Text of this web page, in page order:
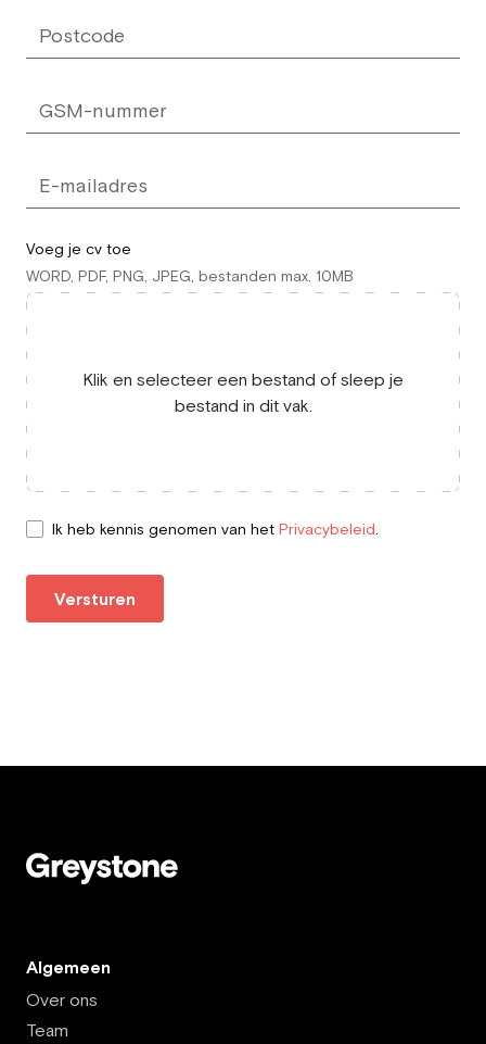
Voeg je cv toe
WORD, PDF, PNG, JPEG, bestanden max. 10MB
Klik en selecteer een bestand of sleep je
bestand in dit vak.
Ik heb kennis genomen van het Privacybeleid
Versturen
Algemeen
Over ons
Team